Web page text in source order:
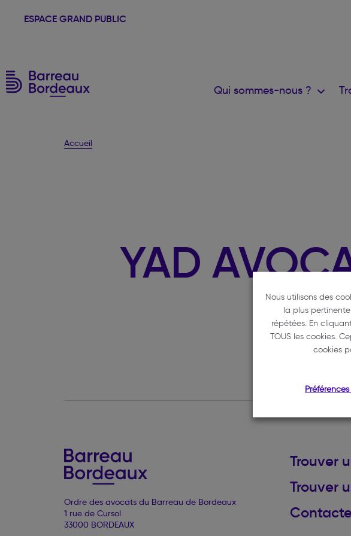
ESPACE GRAND PUBLIC
Qui sommes-nous ?
Accueil
YAD
Ordre des avocats du Barreau de Bordeaux
1 rue de Cursol
33000 BORDEAUX
Trouver
Trouver
Nous utilisons des
la plus
répétées. En
TOUS les cookies.
cookies